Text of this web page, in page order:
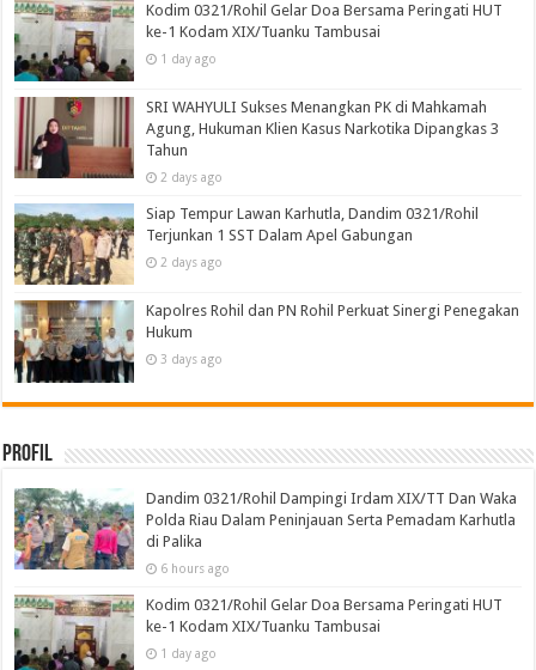
Kodim 0321/Rohil Gelar Doa Bersama Peringati HUT
ke-1 Kodam XIX/Tuanku Tambusai
1 day ago
SRI WAHYULI Sukses Menangkan PK di Mahkamah
Agung, Hukuman Klien Kasus Narkotika Dipangkas 3
Tahun
2 days ago
Siap Tempur Lawan Karhutla, Dandim 0321/Rohil
Terjunkan 1 SST Dalam Apel Gabungan
2 days ago
Kapolres Rohil dan PN Rohil Perkuat Sinergi Penegakan
Hukum
3 days ago
Profil
Dandim 0321/Rohil Dampingi Irdam XIX/TT Dan Waka
Polda Riau Dalam Peninjauan Serta Pemadam Karhutla
di Palika
6 hours ago
Kodim 0321/Rohil Gelar Doa Bersama Peringati HUT
ke-1 Kodam XIX/Tuanku Tambusai
1 day ago